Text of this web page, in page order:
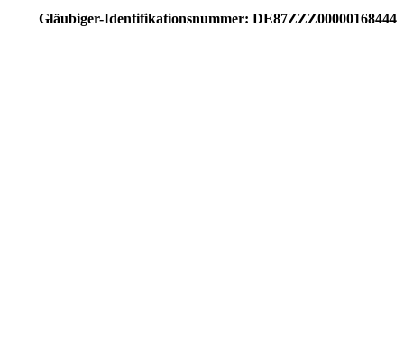
Gläubiger-Identifikationsnummer: DE87ZZZ00000168444